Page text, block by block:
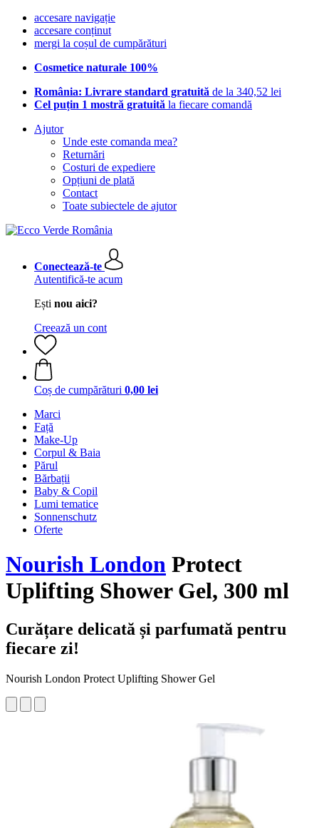
accesare navigație
accesare conținut
mergi la coșul de cumpărături
Cosmetice naturale 100%
România: Livrare standard gratuită de la 340,52 lei
Cel puțin 1 mostră gratuită la fiecare comandă
Ajutor
Unde este comanda mea?
Returnări
Costuri de expediere
Opțiuni de plată
Contact
Toate subiectele de ajutor
Conectează-te
Autentifică-te acum
Ești nou aici?
Creează un cont
Coș de cumpărături 0,00 lei
Marci
Față
Make-Up
Corpul & Baia
Părul
Bărbații
Baby & Copil
Lumi tematice
Sonnenschutz
Oferte
Nourish London Protect
Uplifting Shower Gel, 300 ml
Curățare delicată și parfumată pentru
fiecare zi!
Nourish London Protect Uplifting Shower Gel